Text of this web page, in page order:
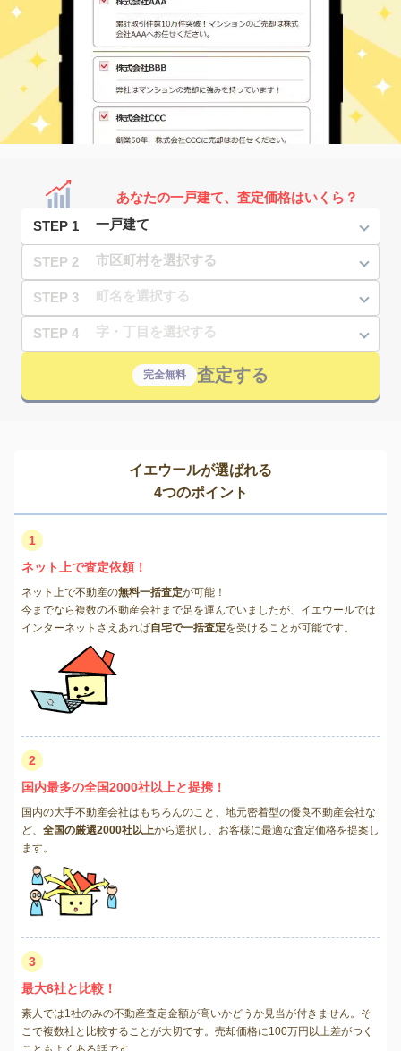
あなたの一戸建て、査定価格はいくら？
STEP 1
STEP 2
STEP 3
STEP 4
完全無料 査定する
イエウールが選ばれる
4つのポイント
1
ネット上で査定依頼！
ネット上で不動産の無料一括査定が可能！
今までなら複数の不動産会社まで足を運んでいましたが、イエウールでは
インターネットさえあれば自宅で一括査定を受けることが可能です。
2
国内最多の全国2000社以上と提携！
国内の大手不動産会社はもちろんのこと、地元密着型の優良不動産会社な
ど、 全国の厳選2000社以上から選択し、お客様に最適な査定価格を提案し
ます。
3
最大6社と比較！
素人では1社のみの不動産査定金額が高いかどうか見当が付きません。そ
こで複数社と比較することが大切です。売却価格に100万円以上差がつく